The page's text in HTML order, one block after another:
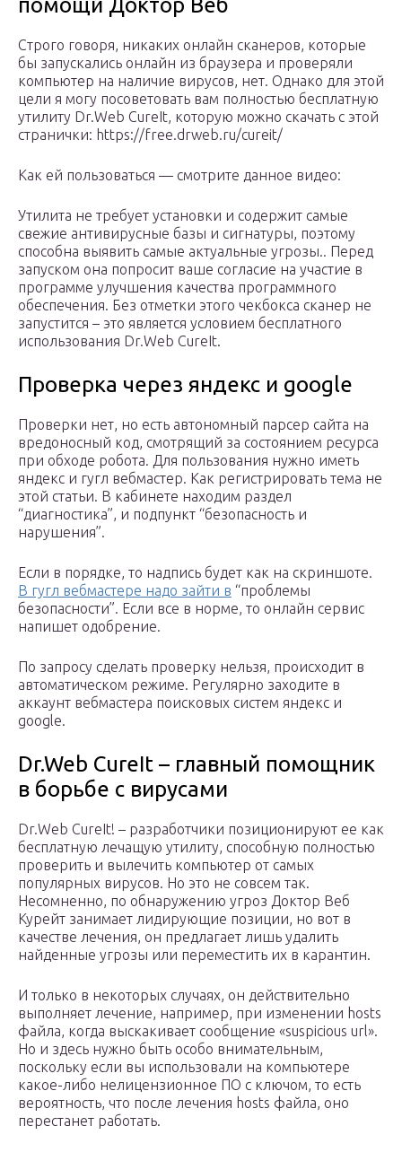
помощи Доктор Веб
Строго говоря, никаких онлайн сканеров, которые
бы запускались онлайн из браузера и проверяли
компьютер на наличие вирусов, нет. Однако для этой
цели я могу посоветовать вам полностью бесплатную
утилиту Dr.Web CureIt, которую можно скачать с этой
странички: https://free.drweb.ru/cureit/
Как ей пользоваться — смотрите данное видео:
Утилита не требует установки и содержит самые
свежие антивирусные базы и сигнатуры, поэтому
способна выявить самые актуальные угрозы.. Перед
запуском она попросит ваше согласие на участие в
программе улучшения качества программного
обеспечения. Без отметки этого чекбокса сканер не
запустится – это является условием бесплатного
использования Dr.Web CureIt.
Проверка через яндекс и google
Проверки нет, но есть автономный парсер сайта на
вредоносный код, смотрящий за состоянием ресурса
при обходе робота. Для пользования нужно иметь
яндекс и гугл вебмастер. Как регистрировать тема не
этой статьи. В кабинете находим раздел
“диагностика”, и подпункт “безопасность и
нарушения”.
Если в порядке, то надпись будет как на скриншоте.
В гугл вебмастере надо зайти в “проблемы
безопасности”. Если все в норме, то онлайн сервис
напишет одобрение.
По запросу сделать проверку нельзя, происходит в
автоматическом режиме. Регулярно заходите в
аккаунт вебмастера поисковых систем яндекс и
google.
Dr.Web CureIt – главный помощник
в борьбе с вирусами
Dr.Web CureIt! – разработчики позиционируют ее как
бесплатную лечащую утилиту, способную полностью
проверить и вылечить компьютер от самых
популярных вирусов. Но это не совсем так.
Несомненно, по обнаружению угроз Доктор Веб
Курейт занимает лидирующие позиции, но вот в
качестве лечения, он предлагает лишь удалить
найденные угрозы или переместить их в карантин.
И только в некоторых случаях, он действительно
выполняет лечение, например, при изменении hosts
файла, когда выскакивает сообщение «suspicious url».
Но и здесь нужно быть особо внимательным,
поскольку если вы использовали на компьютере
какое-либо нелицензионное ПО с ключом, то есть
вероятность, что после лечения hosts файла, оно
перестанет работать.